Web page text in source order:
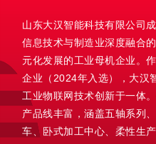
山东大汉智能科技有限公司
信息技术与制造业深度融合
元化发展的工业母机企业。
企业（2024年入选），大汉
工业物联网技术创新于一体
产品线丰富，涵盖五轴系列
车、卧式加工中心、柔性生